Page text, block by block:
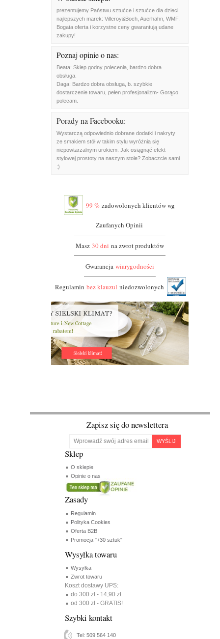
prezentujemy Państwu sztućce i sztućce dla dzieci
najlepszych marek: Villeroy&Boch, Auerhahn, WMF.
Bogata oferta i korzystne ceny gwarantują udane
zakupy!
Poznaj opinie o nas:
Beata: Sklep godny polecenia, bardzo dobra
obsługa.
Daga: Bardzo dobra obsługa, b. szybkie
dostarczenie towaru, pełen profesjonalizm- Gorąco
polecam.
Porady na Facebooku:
Wystarczą odpowiednio dobrane dodatki i nakryty
ze smakiem stół w takim stylu wyróżnia się
niepowtarzalnym urokiem. Jak osiągnąć efekt
stylowej prostoty na naszym stole? Zobaczcie sami
:)
99 % zadowolonych klientów wg
Zaufanych Opinii
Masz30 dni na zwrot produktów
Gwarancjawiarygodności
Regulaminbez klauzul niedozwolonych
Zapisz się do newslettera
WYŚLIJ
Sklep
O sklepie
Opinie o nas
Zasady
Regulamin
Polityka Cookies
Oferta B2B
Promocja "+30 sztuk"
Wysyłka towaru
Wysyłka
Zwrot towaru
Koszt dostawy UPS:
do 300 zł - 14,90 zł
od 300 zł - GRATIS!
Szybki kontakt
Tel: 509 564 140